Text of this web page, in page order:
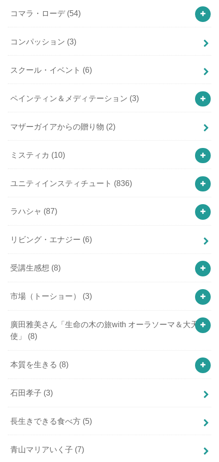
コマラ・ローデ (54)
コンパッション (3)
スクール・イベント (6)
ペインティン＆メディテーション (3)
マザーガイアからの贈り物 (2)
ミスティカ (10)
ユニティインスティチュート (836)
ラハシャ (87)
リビング・エナジー (6)
受講生感想 (8)
市場（トーショー） (3)
廣田雅美さん「生命の木の旅with オーラソーマ＆大天
使」 (8)
本質を生きる (8)
石田孝子 (3)
長生きできる食べ方 (5)
青山マリアいく子 (7)